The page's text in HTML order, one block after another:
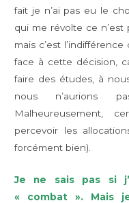
fait je n’ai pas eu le
qui me révolte ce n’est
mais c’est
face à cette décision,
faire des études, à
nous n’aurions
Malheureusement,
percevoir les
forcément bien).
Je ne sais pas si
« combat ». Mais